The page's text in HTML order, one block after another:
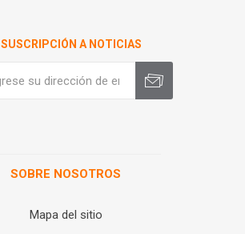
SUSCRIPCIÓN A NOTICIAS
SOBRE NOSOTROS
Mapa del sitio